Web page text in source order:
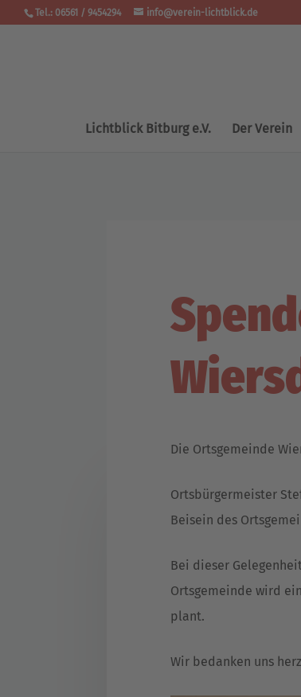
Tel.: 06561 / 9454294 info@verein-lichtblick.de
Lichtblick Bitburg e.V. Der Verein
Die Ortsgemeinde
Ortsbürgermeister
Beisein des
Bei dieser
Ortsgemeinde wird
plant.
Wir bedanken uns